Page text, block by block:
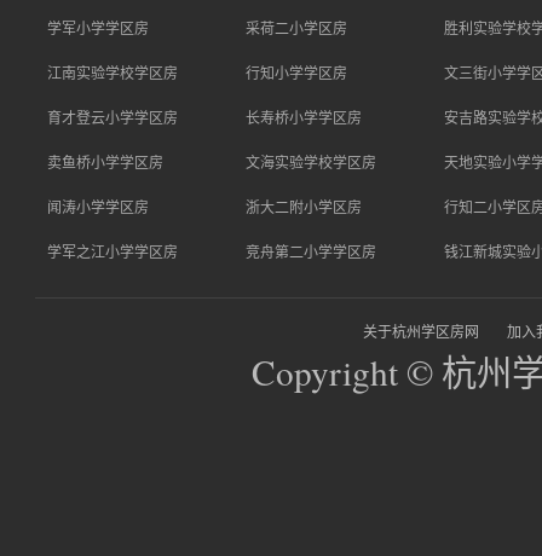
学军小学学区房 采荷二小学区房 胜利实验学校
江南实验学校学区房 行知小学学区房 文三街小学学
育才登云小学学区房 长寿桥小学学区房 安吉路实验学
卖鱼桥小学学区房 文海实验学校学区房 天地实验小学
闻涛小学学区房 浙大二附小学区房 行知二小学区
学军之江小学学区房 竞舟第二小学学区房 钱江新城实验
关于杭州学区房网 加入
Copyright © 杭州